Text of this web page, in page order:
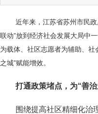
近年来，江苏省苏州市民
联动”放到经济社会发展大局中
为载体、社区志愿者为辅助、
之城”赋能增效。
打通政策堵点，为“善
围绕提高社区精细化治